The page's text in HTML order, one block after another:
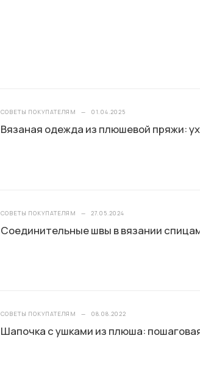
СОВЕТЫ ПОКУПАТЕЛЯМ — 01.04.2025
Вязаная одежда из плюшевой пряжи:
СОВЕТЫ ПОКУПАТЕЛЯМ — 27.05.2024
Соединительные швы в вязании
СОВЕТЫ ПОКУПАТЕЛЯМ — 08.08.2022
Шапочка с ушками из плюша: